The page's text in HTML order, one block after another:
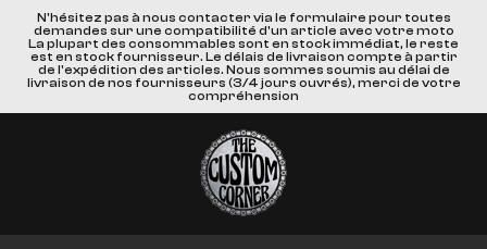
N'hésitez pas à nous contacter via le formulaire pour toutes
demandes sur une compatibilité d'un article avec votre moto
La plupart des consommables sont en stock immédiat, le reste
est en stock fournisseur. Le délais de livraison compte à partir
de l'expédition des articles. Nous sommes soumis au délai de
livraison de nos fournisseurs (3/4 jours ouvrés), merci de votre
compréhension